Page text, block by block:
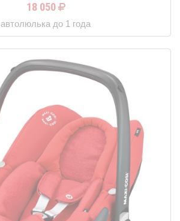
18 050
автолюлька до 1 года